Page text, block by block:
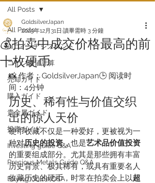
All Posts
AIコインアシスタント
​コイン価値計算
売却ガイド
購入ガイド
貴金属ガイド
投資ガイド
Investing guide Q&A
Precious Metals Guide Q&A
Buying Guide Q&A
All Posts
💰拍卖中成交价格最高的前
十枚硬币
GoldsilverJapan
2025年12月31日 讀畢需時 3 分鐘
📸 作者：GoldsilverJapan🕒 阅读时
间：4分钟
历史、稀有性与价值交织
出的惊人天价
硬币收藏不仅是一种爱好，更被视为一
种对历史的投资，也是艺术品价值投资
的重要组成部分。尤其是那些拥有丰富
历史背景、极其稀有，或具有重要名人
收藏历史的硬币，时常在拍卖会上以超